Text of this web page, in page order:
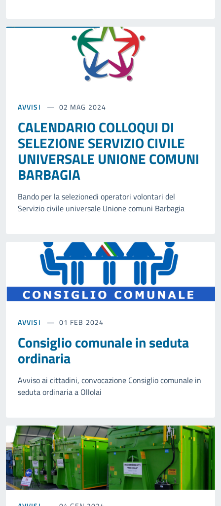
AVVISI 02 MAG 2024
CALENDARIO COLLOQUI DI
SELEZIONE SERVIZIO CIVILE
UNIVERSALE UNIONE COMUNI
BARBAGIA
Bando per la selezionedi operatori volontari del
Servizio civile universale Unione comuni Barbagia
AVVISI 01 FEB 2024
Consiglio comunale in seduta
ordinaria
Avviso ai cittadini, convocazione Consiglio comunale in
seduta ordinaria a Ollolai